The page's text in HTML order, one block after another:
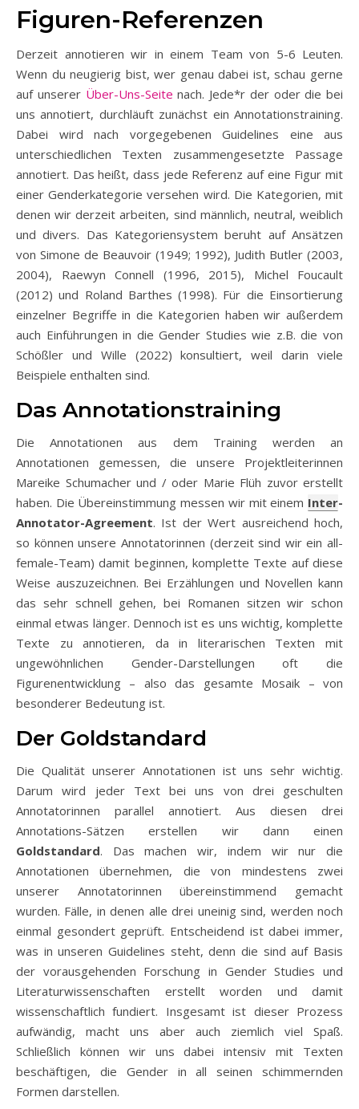
Figuren-Referenzen
Derzeit annotieren wir in einem Team von 5-6 Leuten.
Wenn du neugierig bist, wer genau dabei ist, schau gerne
auf unserer Über-Uns-Seite nach. Jede*r der oder die bei
uns annotiert, durchläuft zunächst ein Annotationstraining.
Dabei wird nach vorgegebenen Guidelines eine aus
unterschiedlichen Texten zusammengesetzte Passage
annotiert. Das heißt, dass jede Referenz auf eine Figur mit
einer Genderkategorie versehen wird. Die Kategorien, mit
denen wir derzeit arbeiten, sind männlich, neutral, weiblich
und divers. Das Kategoriensystem beruht auf Ansätzen
von Simone de Beauvoir (1949; 1992), Judith Butler (2003,
2004), Raewyn Connell (1996, 2015), Michel Foucault
(2012) und Roland Barthes (1998). Für die Einsortierung
einzelner Begriffe in die Kategorien haben wir außerdem
auch Einführungen in die Gender Studies wie z.B. die von
Schößler und Wille (2022) konsultiert, weil darin viele
Beispiele enthalten sind.
Das Annotationstraining
Die Annotationen aus dem Training werden an
Annotationen gemessen, die unsere Projektleiterinnen
Mareike Schumacher und / oder Marie Flüh zuvor erstellt
haben. Die Übereinstimmung messen wir mit einem Inter-
Annotator-Agreement. Ist der Wert ausreichend hoch,
so können unsere Annotatorinnen (derzeit sind wir ein all-
female-Team) damit beginnen, komplette Texte auf diese
Weise auszuzeichnen. Bei Erzählungen und Novellen kann
das sehr schnell gehen, bei Romanen sitzen wir schon
einmal etwas länger. Dennoch ist es uns wichtig, komplette
Texte zu annotieren, da in literarischen Texten mit
ungewöhnlichen Gender-Darstellungen oft die
Figurenentwicklung – also das gesamte Mosaik – von
besonderer Bedeutung ist.
Der Goldstandard
Die Qualität unserer Annotationen ist uns sehr wichtig.
Darum wird jeder Text bei uns von drei geschulten
Annotatorinnen parallel annotiert. Aus diesen drei
Annotations-Sätzen erstellen wir dann einen
Goldstandard. Das machen wir, indem wir nur die
Annotationen übernehmen, die von mindestens zwei
unserer Annotatorinnen übereinstimmend gemacht
wurden. Fälle, in denen alle drei uneinig sind, werden noch
einmal gesondert geprüft. Entscheidend ist dabei immer,
was in unseren Guidelines steht, denn die sind auf Basis
der vorausgehenden Forschung in Gender Studies und
Literaturwissenschaften erstellt worden und damit
wissenschaftlich fundiert. Insgesamt ist dieser Prozess
aufwändig, macht uns aber auch ziemlich viel Spaß.
Schließlich können wir uns dabei intensiv mit Texten
beschäftigen, die Gender in all seinen schimmernden
Formen darstellen.